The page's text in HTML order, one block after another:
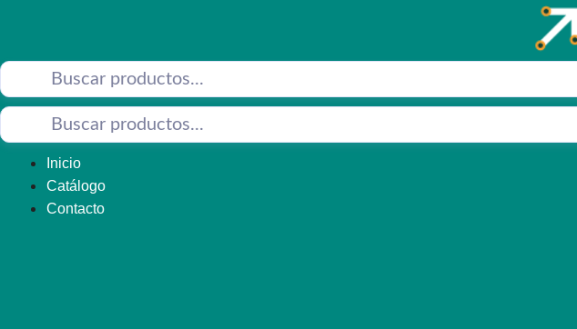
Inicio
Catálogo
Contacto